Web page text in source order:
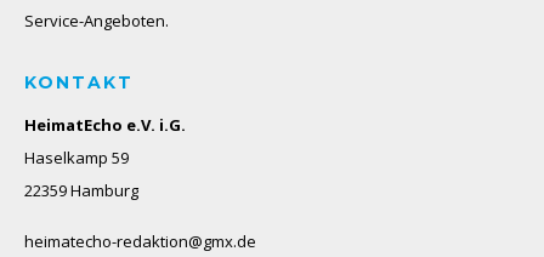
Service-Angeboten.
KONTAKT
HeimatEcho e.V. i.G.
Haselkamp 59
22359 Hamburg
heimatecho-redaktion@gmx.de